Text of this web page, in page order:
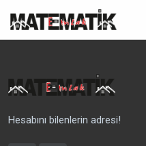
Hesabını bilenlerin adresi!